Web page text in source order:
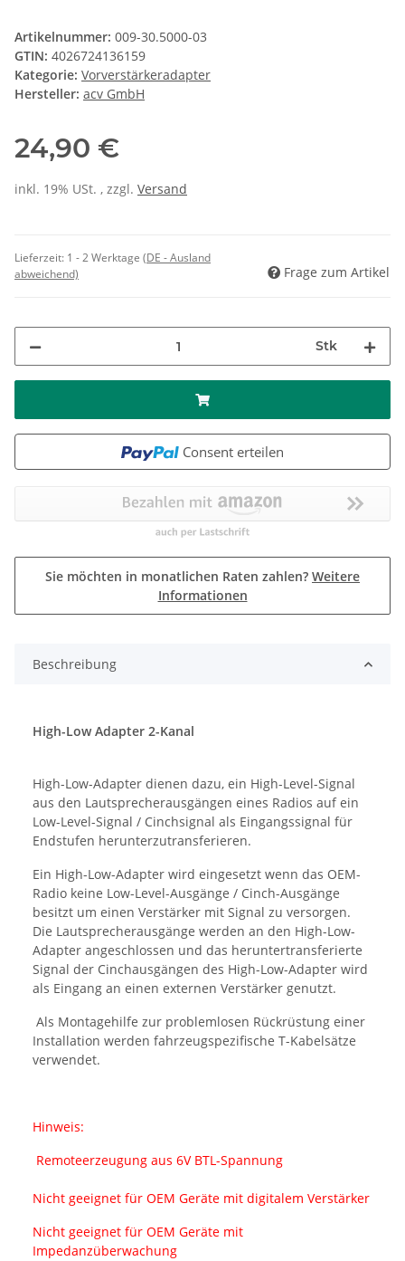
Artikelnummer: 009-30.5000-03
GTIN: 4026724136159
Kategorie: Vorverstärkeradapter
Hersteller: acv GmbH
24,90 €
inkl. 19% USt. , zzgl. Versand
Lieferzeit: 1 - 2 Werktage (DE - Ausland
abweichend)
Frage zum Artikel
Stk
Consent erteilen
Sie möchten in monatlichen Raten zahlen? Weitere
Informationen
Beschreibung
High-Low Adapter 2-Kanal
High-Low-Adapter dienen dazu, ein High-Level-Signal
aus den Lautsprecherausgängen eines Radios auf ein
Low-Level-Signal / Cinchsignal als Eingangssignal für
Endstufen herunterzutransferieren.
Ein High-Low-Adapter wird eingesetzt wenn das OEM-
Radio keine Low-Level-Ausgänge / Cinch-Ausgänge
besitzt um einen Verstärker mit Signal zu versorgen.
Die Lautsprecherausgänge werden an den High-Low-
Adapter angeschlossen und das heruntertransferierte
Signal der Cinchausgängen des High-Low-Adapter wird
als Eingang an einen externen Verstärker genutzt.
Als Montagehilfe zur problemlosen Rückrüstung einer
Installation werden fahrzeugspezifische T-Kabelsätze
verwendet.
Hinweis:
Remoteerzeugung aus 6V BTL-Spannung
Nicht geeignet für OEM Geräte mit digitalem Verstärker
Nicht geeignet für OEM Geräte mit
Impedanzüberwachung